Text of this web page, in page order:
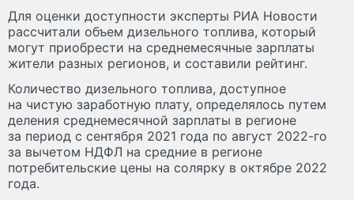
Для оценки доступности эксперты РИА Новости
рассчитали объем дизельного топлива, который
могут приобрести на среднемесячные зарплаты
жители разных регионов, и составили рейтинг.
Количество дизельного топлива, доступное
на чистую заработную плату, определялось путем
деления среднемесячной зарплаты в регионе
за период с сентября 2021 года по август 2022-го
за вычетом НДФЛ на средние в регионе
потребительские цены на солярку в октябре 2022
года.